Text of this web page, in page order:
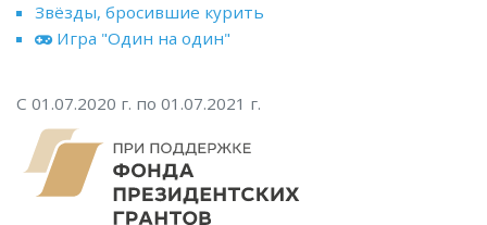
Звёзды, бросившие курить
Игра "Один на один"
С 01.07.2020 г. по 01.07.2021 г.